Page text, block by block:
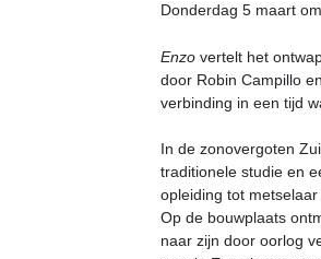
Donderdag 5 maart
Enzo vertelt het
door Robin Campillo
verbinding in een tijd
In de zonovergoten
traditionele studie en
opleiding tot
Op de bouwplaats
naar zijn door oorlog